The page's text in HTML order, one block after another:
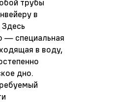
в
— специальная
в воду,
дно.